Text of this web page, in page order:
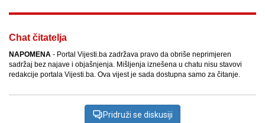
Chat čitatelja
NAPOMENA - Portal Vijesti.ba zadržava pravo da obriše neprimjeren
sadržaj bez najave i objašnjenja. Mišljenja iznešena u chatu nisu stavovi
redakcije portala Vijesti.ba. Ova vijest je sada dostupna samo za čitanje.
Pridruži se diskusiji